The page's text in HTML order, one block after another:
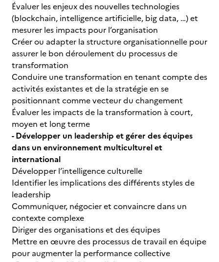
Évaluer les enjeux des nouvelles technologies
(blockchain, intelligence artificielle, big data, …) et
mesurer les impacts pour l’organisation
Créer ou adapter la structure organisationnelle pour
assurer le bon déroulement du processus de
transformation
Conduire une transformation en tenant compte des
activités existantes et de la stratégie en se
positionnant comme vecteur du changement
Évaluer les impacts de la transformation à court,
moyen et long terme
- Développer un leadership et gérer des équipes
dans un environnement multiculturel et
international
Développer l’intelligence culturelle
Identifier les implications des différents styles de
leadership
Communiquer, négocier et convaincre dans un
contexte complexe
Diriger des organisations et des équipes
Mettre en œuvre des processus de travail en équipe
pour augmenter la performance collective